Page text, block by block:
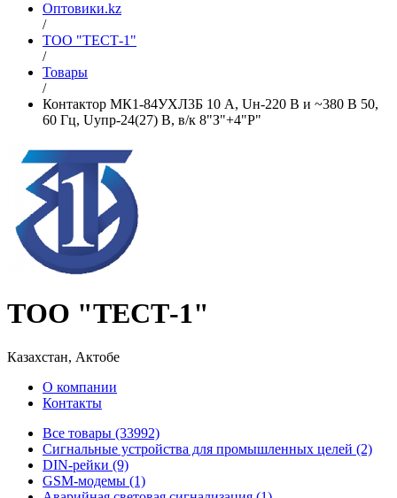
Оптовики.kz
/
ТОО "ТЕСТ-1"
/
Товары
/
Контактор МК1-84УХЛ3Б 10 А, Uн-220 В и ~380 В 50,
60 Гц, Uупр-24(27) В, в/к 8"З"+4"Р"
ТОО "ТЕСТ-1"
Казахстан, Актобе
О компании
Контакты
Все товары (33992)
Cигнальные устройства для промышленных целей (2)
DIN-рейки (9)
GSM-модемы (1)